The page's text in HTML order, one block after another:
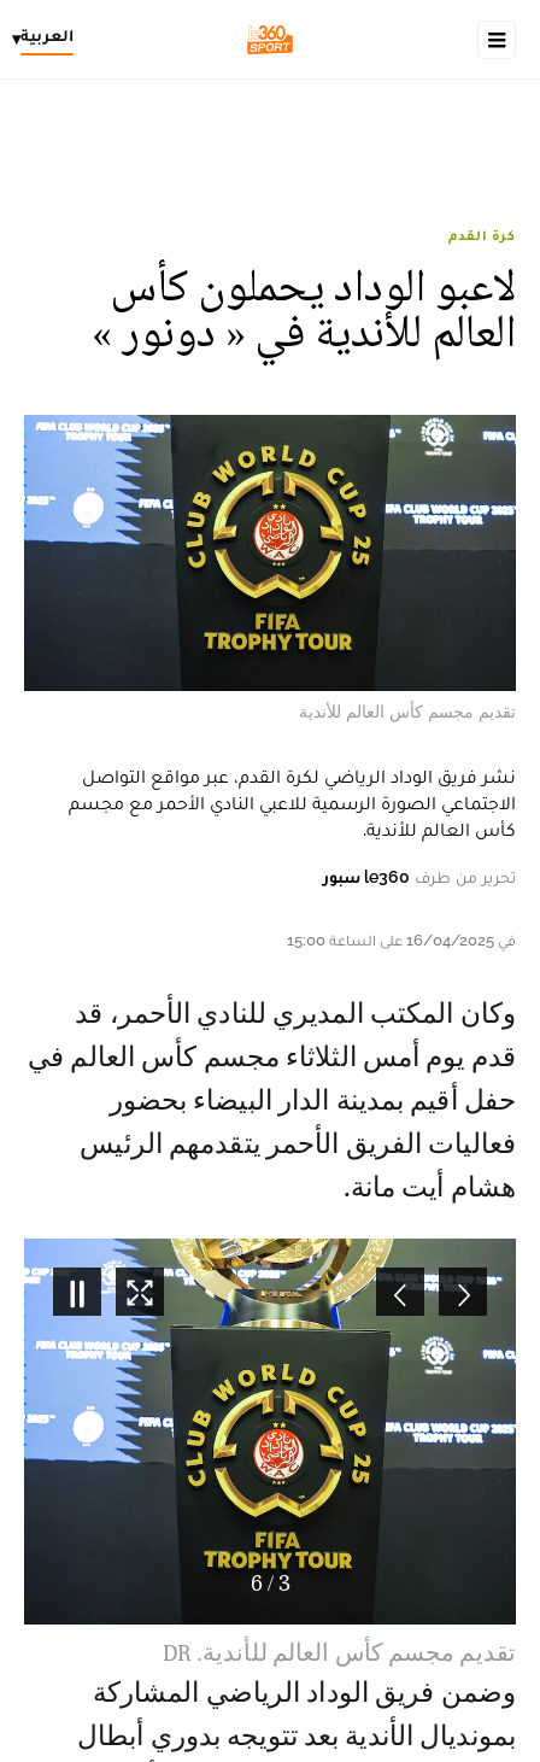
العربية▾
كرة القدم
لاعبو الوداد يحملون كأس
العالم للأندية في « دونور »
تقديم مجسم كأس العالم للأندية
نشر فريق الوداد الرياضي لكرة القدم، عبر مواقع التواصل
الاجتماعي الصورة الرسمية للاعبي النادي الأحمر مع مجسم
كأس العالم للأندية.
تحرير من طرف le360 سبور
في 16/04/2025 على الساعة 15:00
وكان المكتب المديري للنادي الأحمر، قد
قدم يوم أمس الثلاثاء مجسم كأس العالم في
حفل أقيم بمدينة الدار البيضاء بحضور
فعاليات الفريق الأحمر يتقدمهم الرئيس
هشام أيت مانة.
3
/
6
تقديم مجسم كأس العالم للأندية. DR
وضمن فريق الوداد الرياضي المشاركة
بمونديال الأندية بعد تتويجه بدوري أبطال